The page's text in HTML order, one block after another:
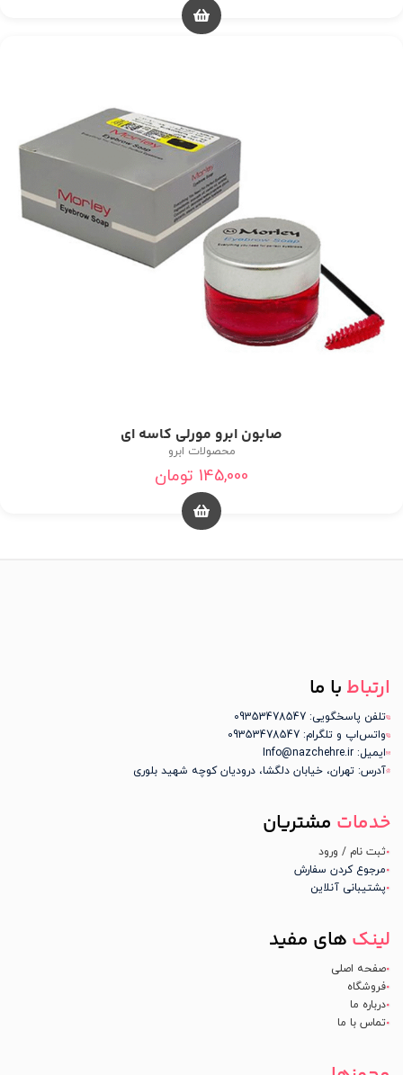
صابون ابرو مورلی کاسه ای
محصولات ابرو
145,000 تومان
ارتباط با ما
تلفن پاسخگویی: 09353478547
واتس‌اپ و تلگرام: 09353478547
ایمیل: Info@nazchehre.ir
آدرس: تهران، خیابان دلگشا، درودیان کوچه شهید بلوری
خدمات مشتریان
ثبت نام / ورود
مرجوع کردن سفارش
پشتیبانی آنلاین
لینک های مفید
صفحه اصلی
فروشگاه
درباره ما
تماس با ما